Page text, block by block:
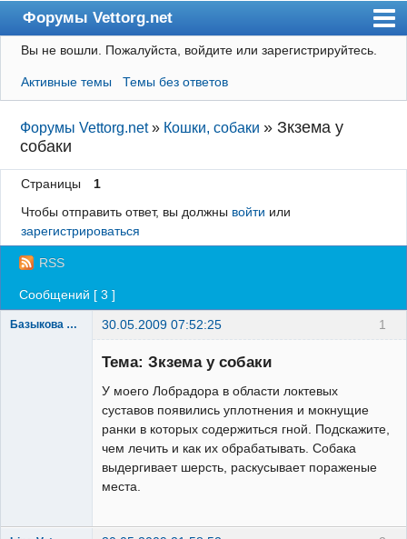
Форумы Vettorg.net
Главная
Пользователи
Правила
Поиск
Регистрация
Вход
Вы не вошли. Пожалуйста, войдите или зарегистрируйтесь.
Активные темы Темы без ответов
Форумы Vettorg.net » Кошки, собаки »Зкзема у
собаки
Страницы
1
Чтобы отправить ответ, вы должны войти или
зарегистрироваться
RSS
Сообщений [ 3 ]
1
Базыкова Светлана 30.05.2009 07:52:25
Зарегистрированный
Тема: Зкзема у собаки
У моего Лобрадора в области локтевых
суставов появились уплотнения и мокнущие
ранки в которых содержиться гной. Подскажите,
чем лечить и как их обрабатывать. Собака
выдергивает шерсть, раскусывает пораженые
места.